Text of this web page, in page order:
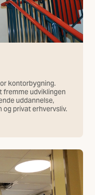
kontorbygning.
fremme udviklingen
uddannelse,
privat erhvervsliv.